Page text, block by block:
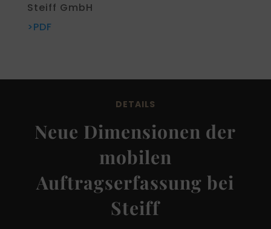
Steiff GmbH
>PDF
DETAILS
Neue Dimensionen der
mobilen
Auftragserfassung bei
Steiff